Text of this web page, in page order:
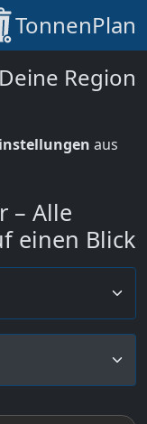
TonnenPlan
Region
aus
– Alle
einen Blick